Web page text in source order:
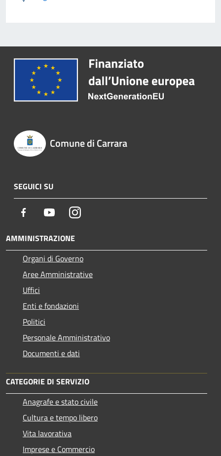
Comune di Carrara
SEGUICI SU
Facebook YoutubeInstagram
AMMINISTRAZIONE
Organi di Governo
Aree Amministrative
Uffici
Enti e fondazioni
Politici
Personale Amministrativo
Documenti e dati
CATEGORIE DI SERVIZIO
Anagrafe e stato civile
Cultura e tempo libero
Vita lavorativa
Imprese e Commercio